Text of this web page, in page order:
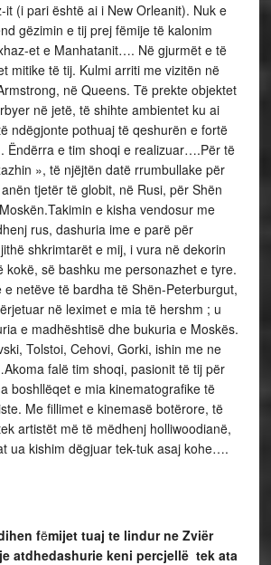
it (i pari është ai i New Orleanit). Nuk e
gëzimin e tij prej fëmije të kalonim
et e Manhatanit…. Në gjurmët e të
mitike të tij. Kulmi arriti me vizitën në
në Queens. Të prekte objektet
në jetë, të shihte ambientet ku ai
ndëgjonte pothuaj të qeshurën e fortë
Ëndërra e tim shoqi e realizuar….Për të
», të njëjtën datë rrumbullake për
tjetër të globit, në Rusi, për Shën
e kisha vendosur me
rus, dashuria ime e parë për
shkrimtarët e mij, i vura në dekorin
kokë, së bashku me personazhet e tyre.
e netëve të bardha të Shën-Peterburgut,
në leximet e mia të hershm ; u
e madhështisë dhe bukuria e Moskës.
Tolstoi, Cehovi, Gorki, ishin me ne
falë tim shoqi, pasionit të tij për
boshllëqet e mia kinematografike të
Me fillimet e kinemasë botërore, të
artistët më të mëdhenj holliwoodianë,
ua kishim dëgjuar tek-tuk asaj kohe….
fëmijet tuaj te lindur ne Zviër
atdhedashurie keni percjellë tek ata